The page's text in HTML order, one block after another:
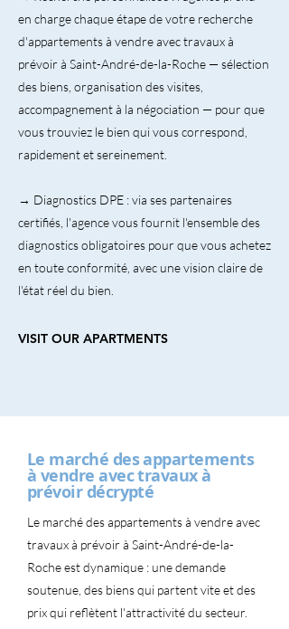
en charge chaque étape de votre recherche
d'appartements à vendre avec travaux à
prévoir à Saint-André-de-la-Roche — sélection
des biens, organisation des visites,
accompagnement à la négociation — pour que
vous trouviez le bien qui vous correspond,
rapidement et sereinement.
→ Diagnostics DPE : via ses partenaires
certifiés, l'agence vous fournit l'ensemble des
diagnostics obligatoires pour que vous achetez
en toute conformité, avec une vision claire de
l'état réel du bien.
VISIT OUR APARTMENTS
Le marché des appartements
à vendre avec travaux à
prévoir décrypté
Le marché des appartements à vendre avec
travaux à prévoir à Saint-André-de-la-
Roche est dynamique : une demande
soutenue, des biens qui partent vite et des
prix qui reflètent l'attractivité du secteur.